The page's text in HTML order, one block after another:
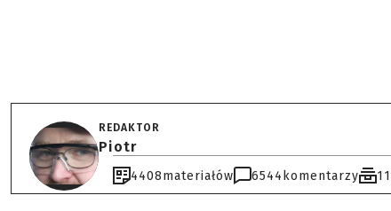
REDAKTOR
Piotr
4408materiałów 6544 komentarzy 11